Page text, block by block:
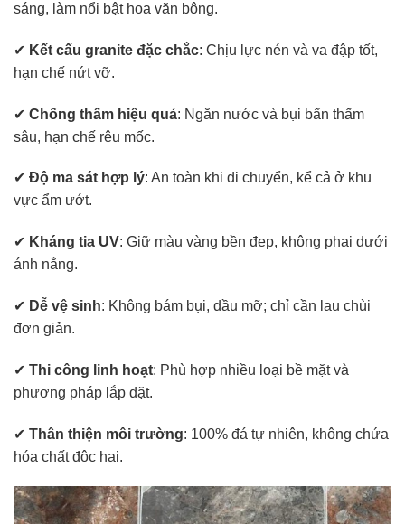
sáng, làm nổi bật hoa văn bông.
✔ Kết cấu granite đặc chắc: Chịu lực nén và va đập tốt,
hạn chế nứt vỡ.
✔ Chống thấm hiệu quả: Ngăn nước và bụi bẩn thấm
sâu, hạn chế rêu mốc.
✔ Độ ma sát hợp lý: An toàn khi di chuyển, kể cả ở khu
vực ẩm ướt.
✔ Kháng tia UV: Giữ màu vàng bền đẹp, không phai dưới
ánh nắng.
✔ Dễ vệ sinh: Không bám bụi, dầu mỡ; chỉ cần lau chùi
đơn giản.
✔ Thi công linh hoạt: Phù hợp nhiều loại bề mặt và
phương pháp lắp đặt.
✔ Thân thiện môi trường: 100% đá tự nhiên, không chứa
hóa chất độc hại.